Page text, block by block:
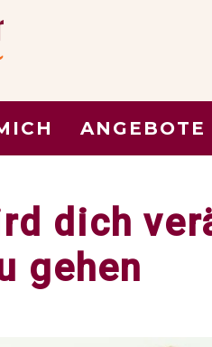
ANGEBOTE
dich
gehen